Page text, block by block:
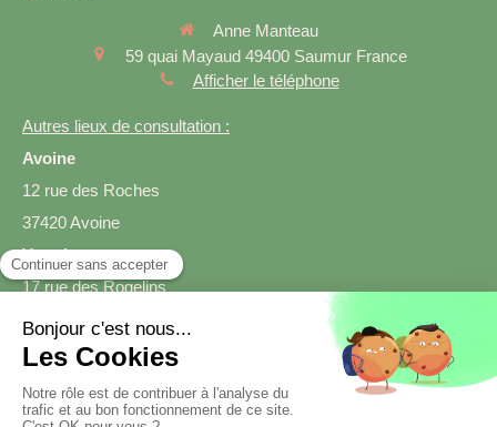
Anne Manteau
59 quai Mayaud 49400 Saumur France
Afficher le téléphone
Autres lieux de consultation :
Avoine
12 rue des Roches
37420 Avoine
Varrains
17 rue des Rogelins
49400 Varrains
Prendre rendez-vous